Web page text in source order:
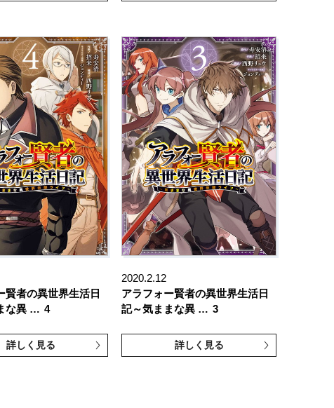
賢者の異世界生活日
な異 … 4
詳しく見る
2020.2.12
アラフォー賢者の異世界生活日
記～気ままな異 … 3
詳しく見る